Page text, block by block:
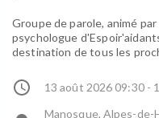
Groupe de parole, animé par
psychologue
destination de tous les
vous permettre d’échanger,
partager vos expériences, de
soutenir mutuellement et
13 août 2026 09:30 -
Manosque, Alpes-de-